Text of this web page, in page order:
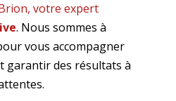
votre expert
. Nous sommes à
vous accompagner
garantir des résultats à